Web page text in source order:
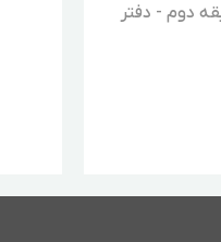
سوخت 218 کن - طبقه دوم - دفتر